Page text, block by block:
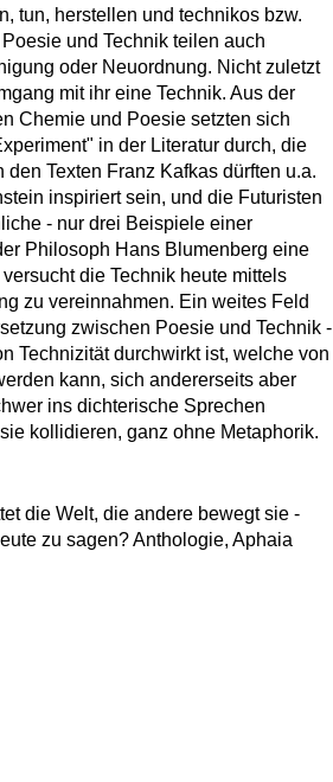
tun, herstellen und technikos bzw.
und Technik teilen auch
oder Neuordnung. Nicht zuletzt
mit ihr eine Technik. Aus der
Chemie und Poesie setzten sich
in der Literatur durch, die
Texten Franz Kafkas dürften u.a.
inspiriert sein, und die Futuristen
- nur drei Beispiele einer
Philosoph Hans Blumenberg eine
die Technik heute mittels
zu vereinnahmen. Ein weites Feld
zwischen Poesie und Technik -
Technizität durchwirkt ist, welche von
kann, sich andererseits aber
ins dichterische Sprechen
kollidieren, ganz ohne Metaphorik.
die Welt, die andere bewegt sie -
zu sagen? Anthologie, Aphaia